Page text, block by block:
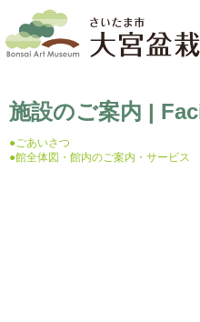
施設のご案内 |
●ごあいさつ
●館全体図・館内のご案内・サービス